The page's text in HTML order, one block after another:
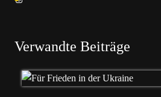
Verwandte Beiträge